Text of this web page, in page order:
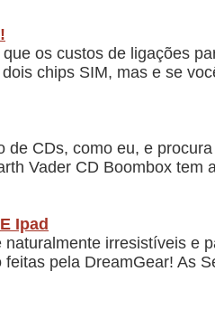
os custos de ligações
chips SIM, mas e se
de CDs, como eu, e
Vader CD Boombox
Ipad
irresistíveis e
pela DreamGear! As